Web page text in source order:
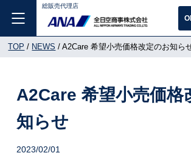
総販売代理店
TOP NEWS A2Care 希望小売価格改定のお知ら
A2Care 希望小売価格
知らせ
2023/02/01